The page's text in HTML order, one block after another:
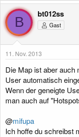
a
k
t
i
o
n
n
B
bt012ss
Gast
11. Nov. 2013
Die Map ist aber auch
User automatisch
Wenn der geneigte
man auch auf
@mifupa
Ich hoffe du schreibst